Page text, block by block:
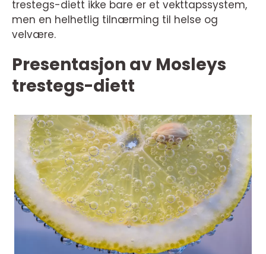
trestegs-diett ikke bare er et vekttapssystem,
men en helhetlig tilnærming til helse og
velvære.
Presentasjon av Mosleys
trestegs-diett